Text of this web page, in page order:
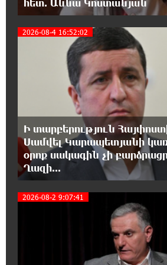
Վարդևանյանը՝ Հովհաննիսյանին
15:00:46 6-08-2026
Ֆասթ Բանկը Սևան
ներկայացրել է իր
քարտային առաջարկները
14:40:31 6-08-2026
Ընդդիմությունը պետք է
համախմբի
ուժերին. Արեգ Սավգուլյան
14:34:52 6-08-2026
ներկայացուցիչների
հարուցված այս խայտառակ քրեական
իշխանության կողմից քաղաքական
է Եկեղեցու ներքին գործերին և
հետ. Աննա Կոստանյան
2026-08-4 16:52:02
Ի տարբերություն
Սամվել Կարապետյանի
օրոք սակագին չի
Ղազի...
2026-08-2 9:07:41